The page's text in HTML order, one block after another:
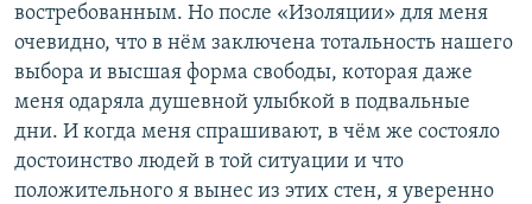
востребованным. Но после «Изоляции» для меня
очевидно, что в нём заключена тотальность нашего
выбора и высшая форма свободы, которая даже
меня одаряла душевной улыбкой в подвальные
дни. И когда меня спрашивают, в чём же состояло
достоинство людей в той ситуации и что
положительного я вынес из этих стен, я уверенно